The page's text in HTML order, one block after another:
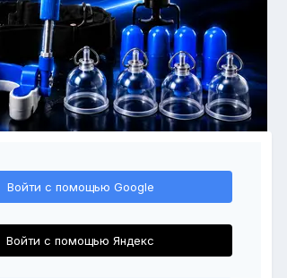
Войти с помощью Google
Войти с помощью Яндекс